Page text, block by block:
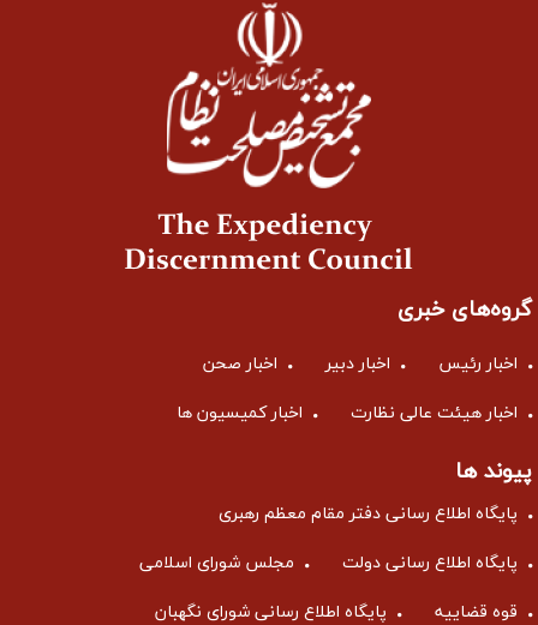
گروه‌های خبری
اخبار رئیس اخبار دبیر اخبار صحن
اخبار هیئت عالی نظارت اخبار کمیسیون ها
پیوند ها
پایگاه اطلاع رسانی دفتر مقام معظم رهبری
پایگاه اطلاع رسانی دولت مجلس شورای اسلامی
قوه قضاییه پایگاه اطلاع رسانی شورای نگهبان